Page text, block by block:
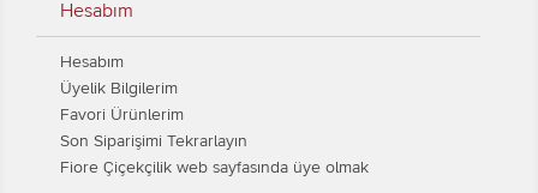
Hesabım
Hesabım
Üyelik Bilgilerim
Favori Ürünlerim
Son Siparişimi Tekrarlayın
Fiore Çiçekçilik web sayfasında üye olmak